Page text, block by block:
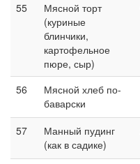
55
Мясной торт
(куриные
блинчики,
картофельное
пюре, сыр)
56
Мясной хлеб по-
баварски
57
Манный пудинг
(как в садике)